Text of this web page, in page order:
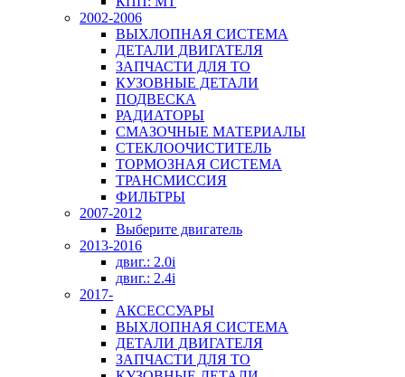
2002-2006
ВЫХЛОПНАЯ СИСТЕМА
ДЕТАЛИ ДВИГАТЕЛЯ
ЗАПЧАСТИ ДЛЯ ТО
КУЗОВНЫЕ ДЕТАЛИ
ПОДВЕСКА
РАДИАТОРЫ
СМАЗОЧНЫЕ МАТЕРИАЛЫ
СТЕКЛООЧИСТИТЕЛЬ
ТОРМОЗНАЯ СИСТЕМА
ТРАНСМИССИЯ
ФИЛЬТРЫ
2007-2012
Выберите двигатель
2013-2016
двиг.: 2.0i
двиг.: 2.4i
2017-
АКСЕССУАРЫ
ВЫХЛОПНАЯ СИСТЕМА
ДЕТАЛИ ДВИГАТЕЛЯ
ЗАПЧАСТИ ДЛЯ ТО